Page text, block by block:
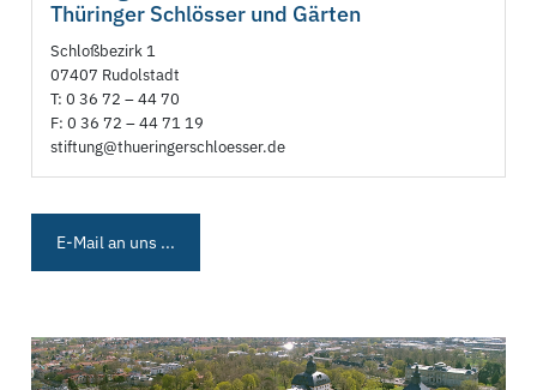
Thüringer Schlösser und Gärten
Schloßbezirk 1
07407 Rudolstadt
T: 0 36 72 – 44 70
F: 0 36 72 – 44 71 19
stiftung@thueringerschloesser.de
E-Mail an uns ...